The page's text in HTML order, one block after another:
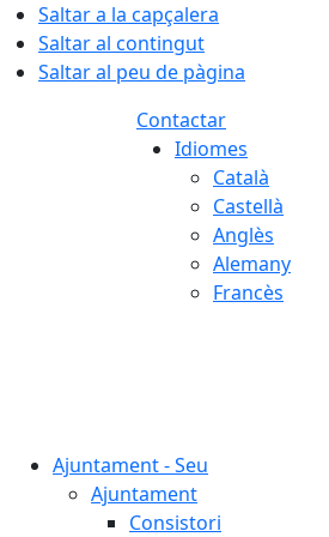
Saltar a la capçalera
Saltar al contingut
Saltar al peu de pàgina
Contactar
Idiomes
Català
Castellà
Anglès
Alemany
Francès
Ajuntament - Seu
Ajuntament
Consistori